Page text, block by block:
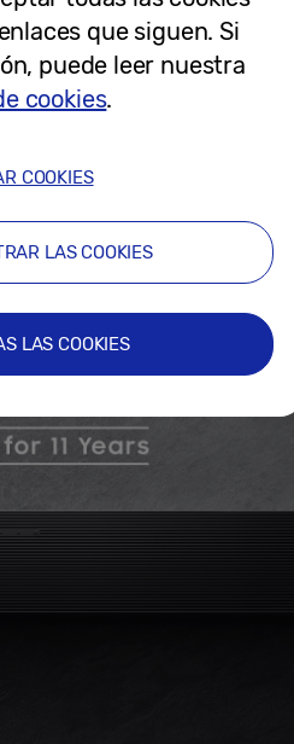
como la facilidad de
que siguen. Si
puede leer nuestra
cookies.
COOKIES
LAS COOKIES
LAS COOKIES